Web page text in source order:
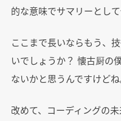
的な意味でサマリーとし
ここまで長いならもう、
いでしょうか？ 懐古厨の
ないかと思うんですけどね
改めて、コーディングの